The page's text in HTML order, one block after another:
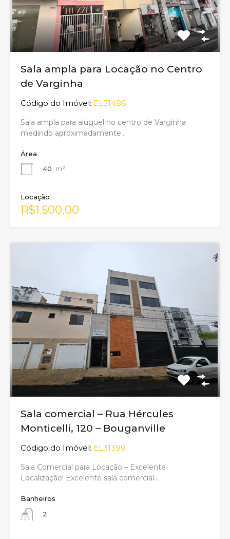
Sala ampla para Locação no Centro
de Varginha
Código do Imóvel: EL31486
Sala ampla para aluguel no centro de Varginha
medindo aproximadamente…
Área
40 m²
Locação
R$1.500,00
Sala comercial – Rua Hércules
Monticelli, 120 – Bouganville
Código do Imóvel: EL31399
Sala Comercial para Locação – Excelente
Localização! Excelente sala comercial…
Banheiros
2